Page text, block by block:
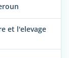
et l'elevage